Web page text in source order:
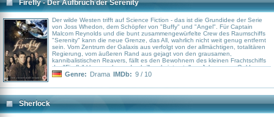
Firefly - Der Aufbruch der Serenity
Der wilde Westen trifft auf Science Fiction - das ist die Grundidee der Serie
von Joss Whedon, dem Schöpfer von "Buffy" und "Angel". Für Captain
Malcom Reynolds und die bunt zusammengewürfelte Crew des Raumschiffs
"Serenity" kann die neue Grenze, das All, wahrlich nicht weit genug entfernt
sein. Vom Zentrum der Galaxis aus verfolgt von der allmächtigen, totalitären
Regierung, vom äußeren Rand aus gejagt von den grausamen,
kannibalistischen Reavers, fällt es den Bewohnern des kleinen Frachtschiffs
der "Firefly"-klasse schwer, durch illegale interstellare Jobs genug Geld
zusammenzukratzen, um ihre Mägen und den Tank des Schiffes zu füllen.
Genre: Drama IMDb: 9 / 10
Sherlock